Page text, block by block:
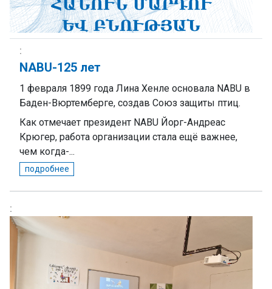
NABU-125 лет
1 февраля 1899 года Лина Хенле основала NABU в
Баден-Вюртемберге, создав Союз защиты птиц.
Как отмечает президент NABU Йорг-Андреас
Крюгер, работа организации стала ещё важнее,
чем когда-...
подробнее